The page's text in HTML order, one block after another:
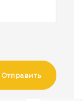
Отправить